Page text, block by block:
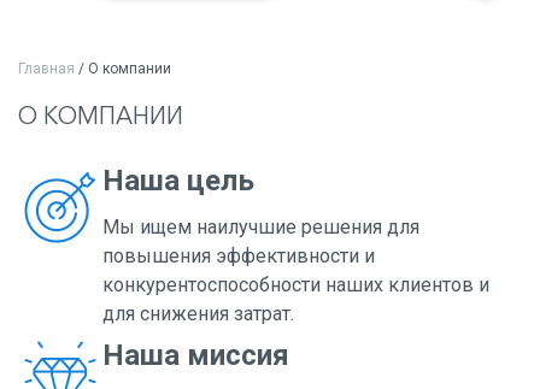
Главная / О компании
О КОМПАНИИ
Наша цель
Мы ищем наилучшие решения для
повышения эффективности и
конкурентоспособности наших клиентов и
для снижения затрат.
Наша миссия